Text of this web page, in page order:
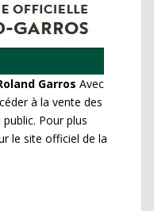
Garros Avec
à la vente des
Pour plus
le site officiel de la